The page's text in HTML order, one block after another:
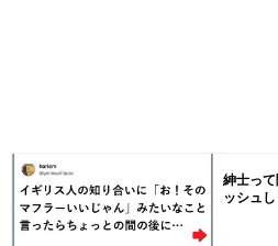
紳士っ
ッシュ